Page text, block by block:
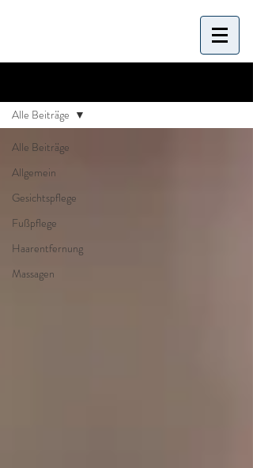
Alle Beiträge
Allgemein
Gesichtspflege
Fußpflege
Haarentfernung
Massagen
Alle Beiträge